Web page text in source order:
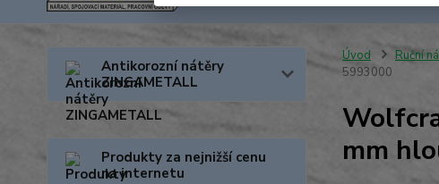
Antikorozní nátěry
ZINGAMETALL
Produkty za nejnižší cenu
na internetu
Úvod Ruční
5993000
mm